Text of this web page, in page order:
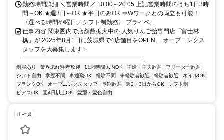
勤務時間詳細 ＼営業時間／ 10:00～20:05 上記営業時間のうち1日3時
間～OK ★週3日～OK ★平日のみOK ⇒Wワークとの両立も可能！
〈選べる時間や曜日／シフト制勤務〉 プライベ...
仕事内容 関東圏内で店舗数拡大中の 人気りんご飴専門店「富士林
檎」が 2025年8月1日に茨城県で4店舗目をOPEN。 オープニングス
タッフを大募集します✨
━━━━━━━━━━━━━━━━━━━━...
制服あり 業界未経験者歓迎 1日4時間以内OK 主婦・主夫歓迎
フリーター歓迎
シフト自由
学歴不問 車通勤OK 経験不問 未経験者歓迎 経験者歓迎
ネイルOK
ブランクOK
オープニングスタッフ 長期歓迎 週2・3日からOK
シフト制
ピアスOK
週4日以上OK 髪型・髪色自由
正社員